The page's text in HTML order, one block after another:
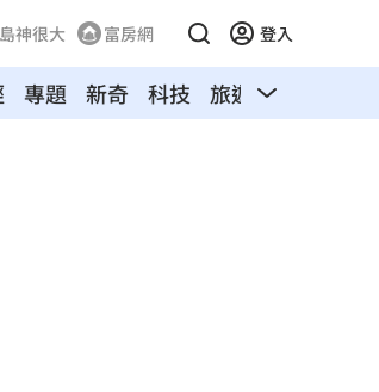
神很大 富房網 登入
專題 新奇 科技 旅遊 汽車